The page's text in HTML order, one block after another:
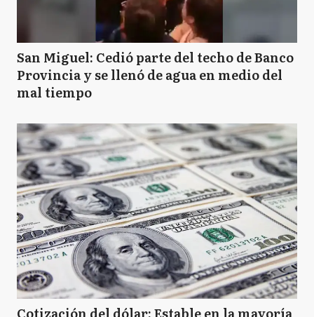
San Miguel: Cedió parte del techo de Banco
Provincia y se llenó de agua en medio del
mal tiempo
Cotización del dólar: Estable en la mayoría